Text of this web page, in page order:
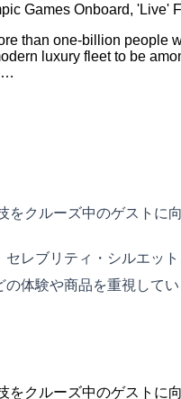
Games Onboard, 'Live'
than one-billion
luxury fleet to be
クルーズ中のゲストに
レブリティ・シルエ
体験や商品を重視して
クルーズ中のゲストに